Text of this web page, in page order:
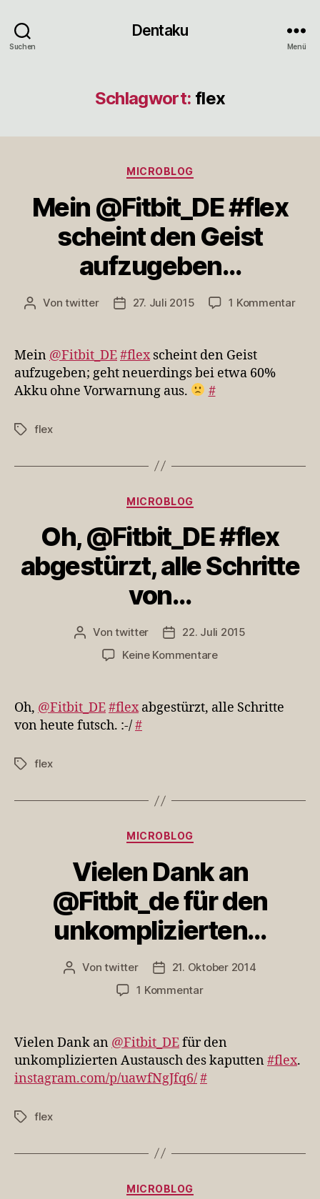
Suchen
Dentaku
Menü
Schlagwort: flex
Kategorien
MICROBLOG
Mein @Fitbit_DE #flex
scheint den Geist
aufzugeben…
Beitragsautor
Vontwitter Veröffentlichungsdatum
27. Juli 2015 1 Kommentarzu
Mein @Fitbit_DE#flexscheint den Geist
aufzugeben; geht neuerdings bei etwa 60%
Akku ohne Vorwarnung aus.
#
Schlagwörter
flex
Kategorien
MICROBLOG
Oh, @Fitbit_DE #flex
abgestürzt, alle Schritte
von…
Beitragsautor
Vontwitter Veröffentlichungsdatum
22. Juli 2015
Keine Kommentarezu
#flex
Oh, @Fitbit_DE#flexabgestürzt, alle Schritte
von heute futsch. :-/#
Schlagwörter
flex
Kategorien
MICROBLOG
Vielen Dank an
@Fitbit_de für den
unkomplizierten…
Beitragsautor
Vontwitter Veröffentlichungsdatum
21. Oktober 2014
1 Kommentarzu
an
@Fitbit_de
für
den
Vielen Dank an @Fitbit_DEfür den
unkomplizierten Austausch des kaputten #flex.
instagram.com/p/uawfNgJfq6/#
Schlagwörter
flex
Kategorien
MICROBLOG